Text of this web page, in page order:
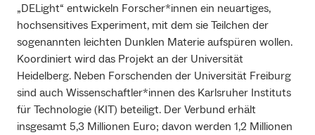
„DELight“ entwickeln Forscher*innen ein neuartiges,
hochsensitives Experiment, mit dem sie Teilchen der
sogenannten leichten Dunklen Materie aufspüren wollen.
Koordiniert wird das Projekt an der Universität
Heidelberg. Neben Forschenden der Universität Freiburg
sind auch Wissenschaftler*innen des Karlsruher Instituts
für Technologie (KIT) beteiligt. Der Verbund erhält
insgesamt 5,3 Millionen Euro; davon werden 1,2 Millionen